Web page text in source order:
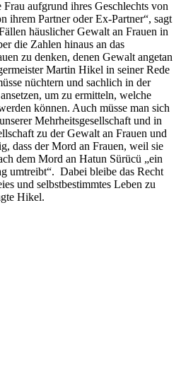
aufgrund ihres Geschlechts von
ihrem Partner oder Ex-Partner“, sagt
häuslicher Gewalt an Frauen in
die Zahlen hinaus an das
zu denken, denen Gewalt angetan
Martin Hikel in seiner Rede
nüchtern und sachlich in der
um zu ermitteln, welche
können. Auch müsse man sich
Mehrheitsgesellschaft und in
zu der Gewalt an Frauen und
dass der Mord an Frauen, weil sie
dem Mord an Hatun Sürücü „ein
umtreibt“. Dabei bleibe das Recht
und selbstbestimmtes Leben zu
Hikel.